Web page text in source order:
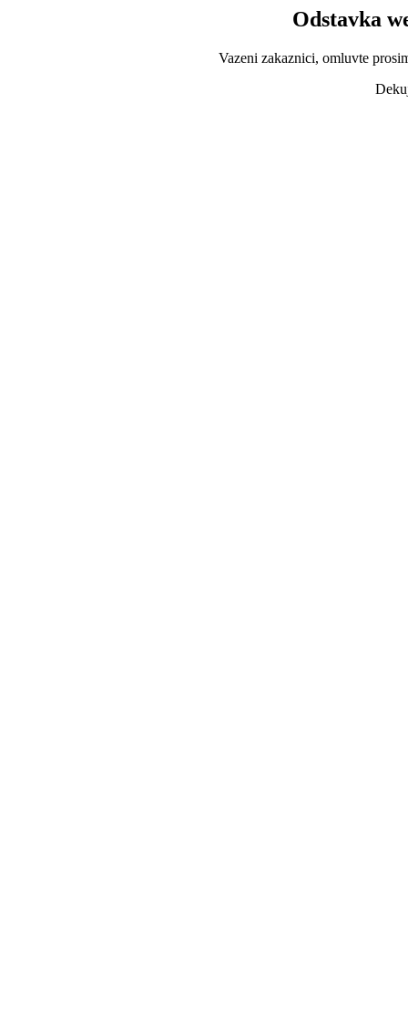
Odstavka
Vazeni zakaznici, omluvte